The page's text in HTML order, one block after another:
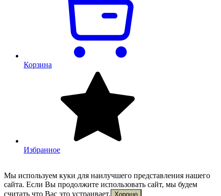
Корзина
Избранное
Мы используем куки для наилучшего представления нашего
сайта. Если Вы продолжите использовать сайт, мы будем
считать что Вас это устраивает. Хорошо